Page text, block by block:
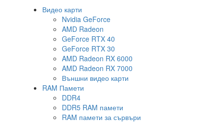
Видео карти
Nvidia GeForce
AMD Radeon
GeForce RTX 40
GeForce RTX 30
AMD Radeon RX 6000
AMD Radeon RX 7000
Външни видео карти
RAM Памети
DDR4
DDR5 RAM памети
RAM памети за сървъри